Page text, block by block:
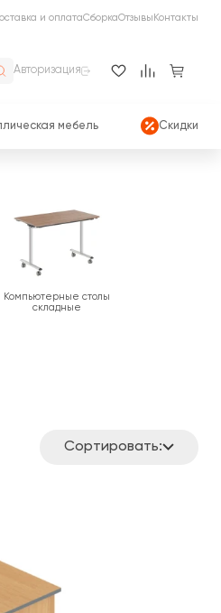
и оплатаСборкаОтзывы Контакты
Авторизация
мебель Скидки
Сортировать:
Компьютерные столы
складные